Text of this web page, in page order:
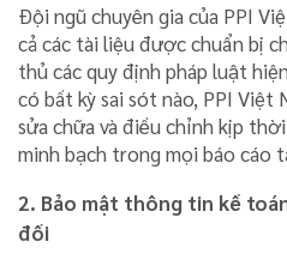
Đội ngũ chuyên gia của PPI
cả các tài liệu được chuẩn bị
thủ các quy định pháp luật
có bất kỳ sai sót nào, PPI Việt
sửa chữa và điều chỉnh kịp
minh bạch trong mọi báo cáo
2. Bảo mật thông tin kế
đối